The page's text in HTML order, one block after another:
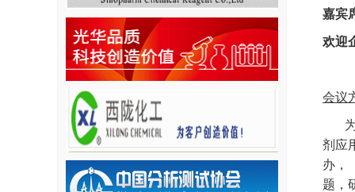
嘉宾
欢迎
会议
剂应
办，
题，